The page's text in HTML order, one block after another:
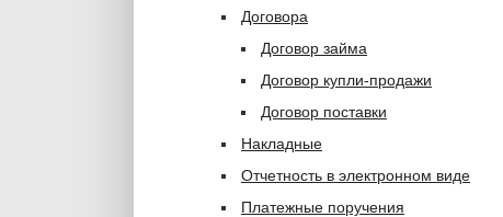
Договора
Договор займа
Договор купли-продажи
Договор поставки
Накладные
Отчетность в электронном виде
Платежные поручения